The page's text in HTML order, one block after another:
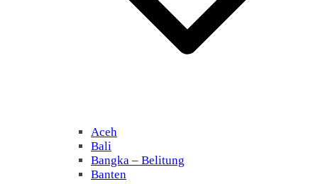
Aceh
Bali
Bangka – Belitung
Banten